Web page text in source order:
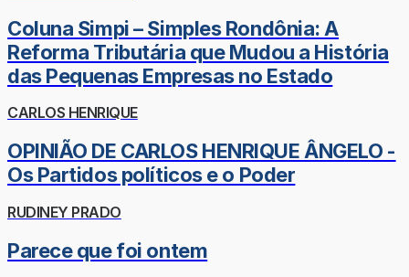
Coluna Simpi – Simples Rondônia: A
Reforma Tributária que Mudou a História
das Pequenas Empresas no Estado
CARLOS HENRIQUE
OPINIÃO DE CARLOS HENRIQUE ÂNGELO -
Os Partidos políticos e o Poder
RUDINEY PRADO
Parece que foi ontem